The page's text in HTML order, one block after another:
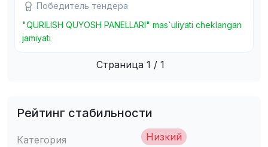
Победитель тендера
"QURILISH QUYOSH PANELLARI" mas`uliyati cheklangan
jamiyati
Страница 1 / 1
Рейтинг стабильности
Категория Низкий